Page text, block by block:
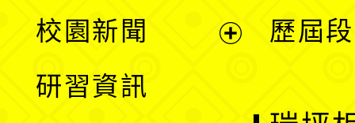
校園新聞
研習資訊
歷屆